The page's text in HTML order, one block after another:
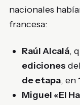
nacionales
francesa:
Raúl Alcalá,
ediciones
de etapa, en
Miguel «El